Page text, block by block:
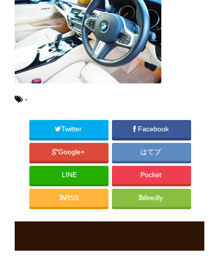
-
Twitter Facebook
Google+ はてブ
LINE Pocket
RSS feedly